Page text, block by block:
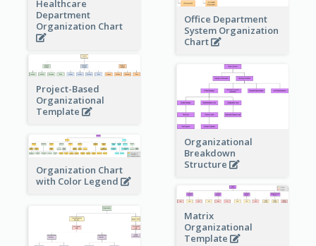
Healthcare
Department
Organization Chart
Office Department
System Organization
Chart
Project-Based
Organizational
Template
Organizational
Breakdown
Structure
Organization Chart
with Color Legend
Matrix
Organizational
Template